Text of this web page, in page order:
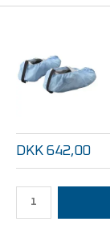
DKK 642,00